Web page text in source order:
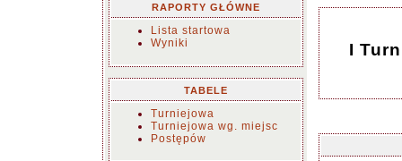
RAPORTY GŁÓWNE
Lista startowa
Wyniki
TABELE
Turniejowa
Turniejowa wg. miejsc
Postępów
I